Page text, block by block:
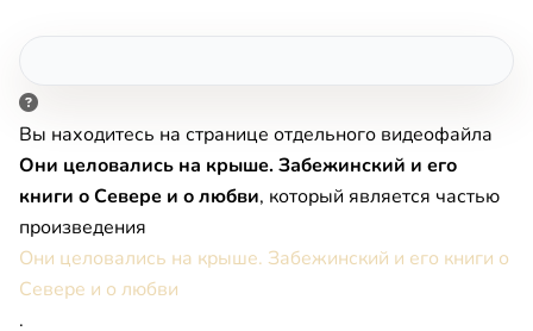
Вы находитесь на странице отдельного видеофайла
Они целовались на крыше. Забежинский и его
книги о Севере и о любви, который является частью
произведения
Они целовались на крыше. Забежинский и его книги о
Севере и о любви
.